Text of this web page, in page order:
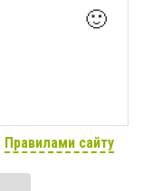
🙂
Правилами сайту